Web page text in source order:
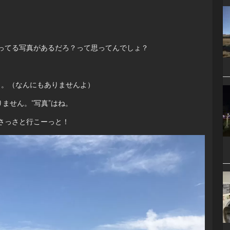
る写真があるだろ？って思ってんでしょ？
（なんにもありませんよ）
せん。“写真”はね。
さと行こーっと！